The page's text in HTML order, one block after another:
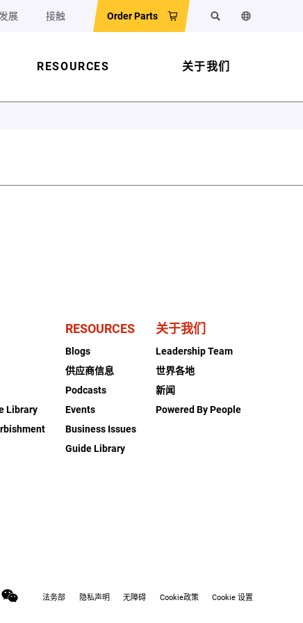
展 接触 Order Parts 搜索 更改网站语
RESOURCES 关于我们
Library
RESOURCES
Blogs
供应商信息
Podcasts
Events
Business Issues
Guide Library
关于我们
Leadership Team
世界各地
新闻
Powered By People
法务部 隐私声明 无障碍 Cookie政策 Cookie 设置